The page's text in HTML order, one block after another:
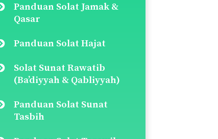
Panduan Solat Jamak &
Qasar
Panduan Solat Hajat
Solat Sunat Rawatib
(Ba’diyyah & Qabliyyah)
Panduan Solat Sunat
Tasbih